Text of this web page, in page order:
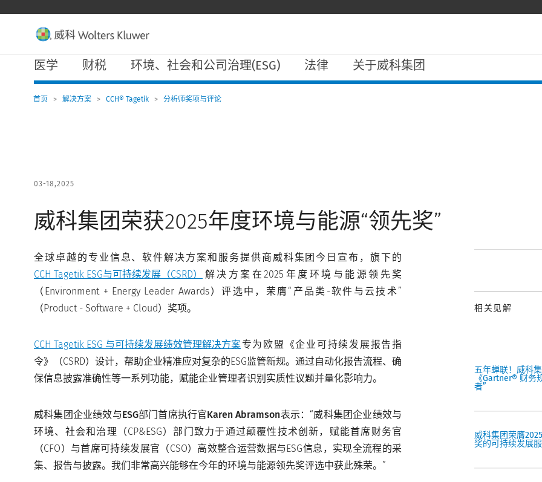
o
主
导
航
医学 财税 环境、社会和公司治理(ESG) 法律 关于威科集团
首页 > 解决方案 > CCH® Tagetik > 分析师奖项与评论
03-18,2025
威科集团荣获2025年度环境与能源“领先奖”
全球卓越的专业信息、软件解决方案和服务提供商威科集团今日宣布，旗下的
CCH Tagetik ESG与可持续发展（CSRD）
解决方案在2025年度环境与能源领先奖
（Environment + Energy Leader Awards）评选中，荣膺“产品类-软件与云技术”
（Product - Software + Cloud）奖项。
CCH Tagetik ESG 与可持续发展绩效管理解决方案专为欧盟《企业可持续发展报告指
令》（CSRD）设计，帮助企业精准应对复杂的ESG监管新规。通过自动化报告流程、确
保信息披露准确性等一系列功能，赋能企业管理者识别实质性议题并量化影响力。
威科集团企业绩效与ESG部门首席执行官Karen Abramson表示 ：“威科集团企业绩效与
环境、社会和治理（CP&ESG）部门致力于通过颠覆性技术创新，赋能首席财务官
（CFO）与首席可持续发展官（CSO）高效整合运营数据与ESG信息，实现全流程的采
集、报告与披露。我们非常高兴能够在今年的环境与能源领先奖评选中获此殊荣。”
相关见解
五年蝉联！威科
《Gartner® 财务
者”
威科集团荣膺
奖的可持续发展